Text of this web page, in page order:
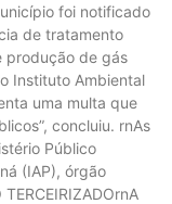
foi notificado
de tratamento
produção de gás
Instituto Ambiental
uma multa que
concluiu. rnAs
Público
(IAP), órgão